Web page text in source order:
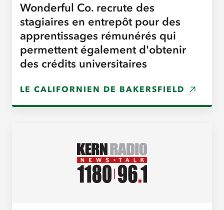
Wonderful Co. recrute des
stagiaires en entrepôt pour des
apprentissages rémunérés qui
permettent également d'obtenir
des crédits universitaires
LE CALIFORNIEN DE BAKERSFIELD